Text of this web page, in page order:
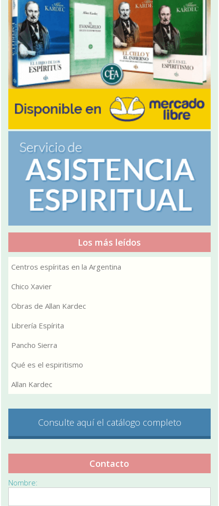
Los más leídos
Centros espíritas en la Argentina
Chico Xavier
Obras de Allan Kardec
Librería Espírita
Pancho Sierra
Qué es el espiritismo
Allan Kardec
Consulte aquí el catálogo completo
Contacto
Nombre: